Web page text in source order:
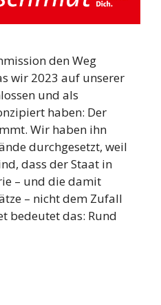
den Weg
wir 2023 auf unserer
und als
haben: Der
Wir haben ihn
durchgesetzt, weil
dass der Staat in
– und die damit
– nicht dem Zufall
bedeutet das: Rund